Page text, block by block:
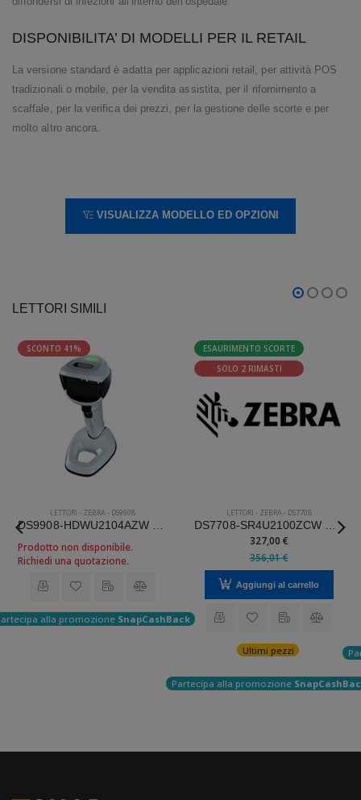
DISPONIBILITA’ DI MODELLI PER IL RETAIL
La versione standard è adatta per applicazioni retail, per attività POS
tradizionali o mobile, per la vendita assistita, per il rifornimento a
scaffale, per la verifica dei prezzi, per la gestione delle scorte e per
molto altro ancora.
VISUALIZZA MODELLO ED OPZIONI
LETTORI SIMILI
SCONTO 41%
LETTORI - ZEBRA- DS9908
Prodotto non disponibile.
Richiedi una quotazione.
alla promozione SnapCashBack
ESAURIMENTO SCORTE
SOLO 2 RIMASTI
LETTORI - ZEBRA- DS7708
327,00 €
356,01 €
Aggiungi al carrello
Ultimi pezzi
Partecipa alla promozione